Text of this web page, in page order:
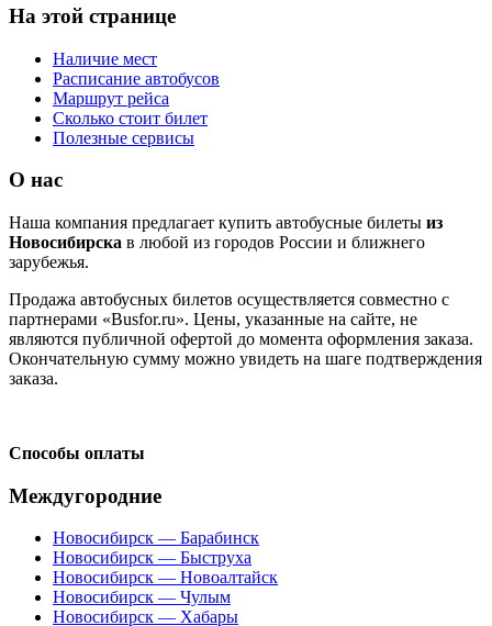
На этой странице
Наличие мест
Расписание автобусов
Маршрут рейса
Сколько стоит билет
Полезные сервисы
О нас
Наша компания предлагает купить автобусные билеты из
Новосибирска в любой из городов России и ближнего
зарубежья.
Продажа автобусных билетов осуществляется совместно с
партнерами «Busfor.ru». Цены, указанные на сайте, не
являются публичной офертой до момента оформления заказа.
Окончательную сумму можно увидеть на шаге подтверждения
заказа.
Способы оплаты
Междугородние
Новосибирск — Барабинск
Новосибирск — Быструха
Новосибирск — Новоалтайск
Новосибирск — Чулым
Новосибирск — Хабары